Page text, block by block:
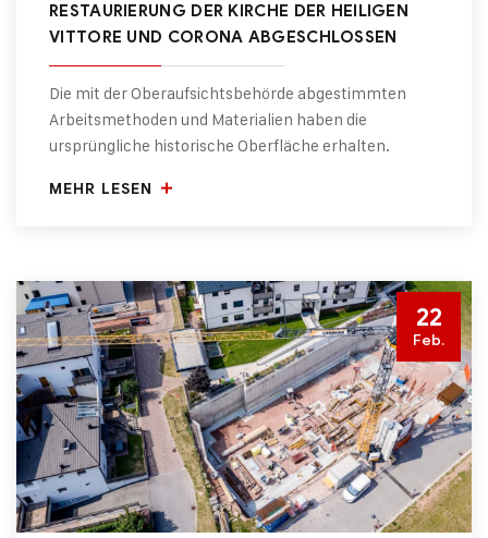
RESTAURIERUNG DER KIRCHE DER HEILIGEN
VITTORE UND CORONA ABGESCHLOSSEN
Die mit der Oberaufsichtsbehörde abgestimmten
Arbeitsmethoden und Materialien haben die
ursprüngliche historische Oberfläche erhalten.
MEHR LESEN
22
Feb.